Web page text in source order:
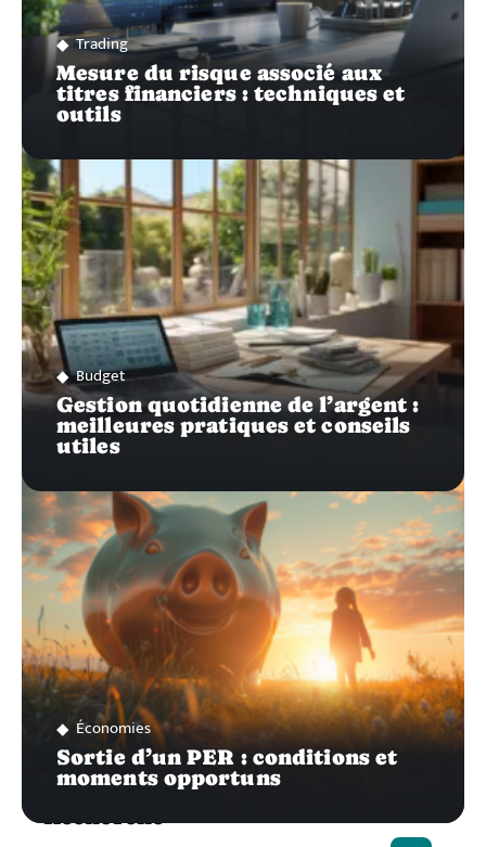
Trading
Mesure du risque associé aux
titres financiers : techniques et
outils
Budget
Gestion quotidienne de l’argent :
meilleures pratiques et conseils
utiles
Économies
Sortie d’un PER : conditions et
moments opportuns
Recherche